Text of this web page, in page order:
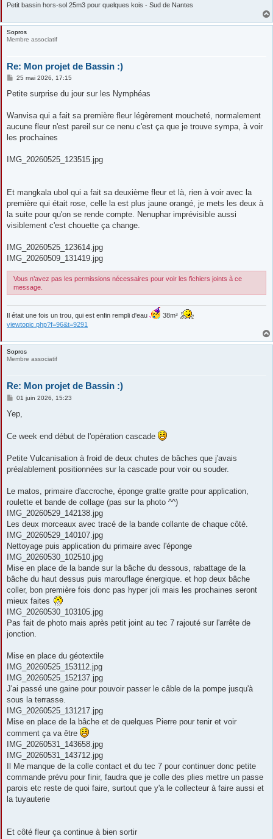
Petit bassin hors-sol 25m3 pour quelques kois - Sud de Nantes
Sopros
Membre associatif
Re: Mon projet de Bassin :)
M
s
g
25 mai 2026, 17:15
Petite surprise du jour sur les Nymphéas
Wanvisa qui a fait sa première fleur légèrement moucheté, normalement
aucune fleur n'est pareil sur ce nenu c'est ça que je trouve sympa, à voir
les prochaines
IMG_20260525_123515.jpg
Et mangkala ubol qui a fait sa deuxième fleur et là, rien à voir avec la
première qui était rose, celle la est plus jaune orangé, je mets les deux à
la suite pour qu'on se rende compte. Nenuphar imprévisible aussi
visiblement c'est chouette ça change.
IMG_20260525_123614.jpg
IMG_20260509_131419.jpg
Vous n’avez pas les permissions nécessaires pour voir les fichiers joints à ce
message.
Il était une fois un trou, qui est enfin rempli d'eau
38m³
viewtopic.php?f=96&t=9291
Sopros
Membre associatif
Re: Mon projet de Bassin :)
M
s
s
g
e
01 juin 2026, 15:23
Yep,
Ce week end début de l'opération cascade
Petite Vulcanisation à froid de deux chutes de bâches que j'avais
préalablement positionnées sur la cascade pour voir ou souder.
Le matos, primaire d'accroche, éponge gratte gratte pour application,
roulette et bande de collage (pas sur la photo ^^)
IMG_20260529_142138.jpg
Les deux morceaux avec tracé de la bande collante de chaque côté.
IMG_20260529_140107.jpg
Nettoyage puis application du primaire avec l'éponge
IMG_20260530_102510.jpg
Mise en place de la bande sur la bâche du dessous, rabattage de la
bâche du haut dessus puis marouflage énergique. et hop deux bâche
coller, bon première fois donc pas hyper joli mais les prochaines seront
mieux faites
IMG_20260530_103105.jpg
Pas fait de photo mais après petit joint au tec 7 rajouté sur l'arrête de
jonction.
Mise en place du géotextile
IMG_20260525_153112.jpg
IMG_20260525_152137.jpg
J'ai passé une gaine pour pouvoir passer le câble de la pompe jusqu'à
sous la terrasse.
IMG_20260525_131217.jpg
Mise en place de la bâche et de quelques Pierre pour tenir et voir
comment ça va être
IMG_20260531_143658.jpg
IMG_20260531_143712.jpg
Il Me manque de la colle contact et du tec 7 pour continuer donc petite
commande prévu pour finir, faudra que je colle des plies mettre un passe
parois etc reste de quoi faire, surtout que y'a le collecteur à faire aussi et
la tuyauterie
Et côté fleur ça continue à bien sortir